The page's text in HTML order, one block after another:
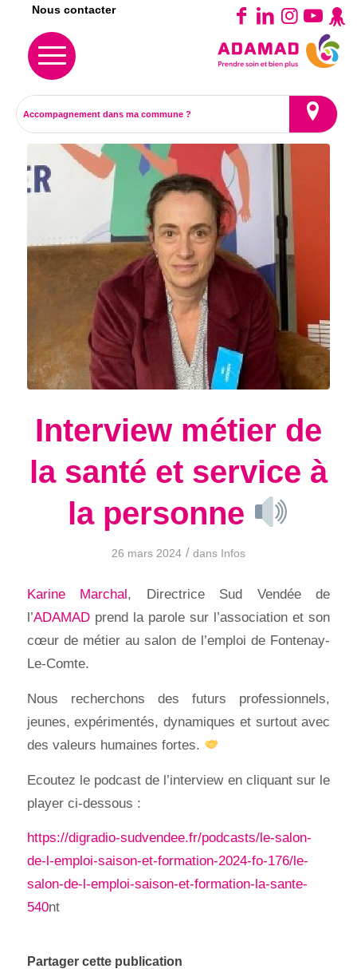
Nous contacter
Interview métier de
la santé et service à
la personne
26 mars 2024 / dans Infos
Karine Marchal, Directrice Sud Vendée de
l’ADAMADprend la parole sur l’association et son
cœur de métier au salon de l’emploi de Fontenay-
Le-Comte.
Nous recherchons des futurs professionnels,
jeunes, expérimentés, dynamiques et surtout avec
des valeurs humaines fortes.
Ecoutez le podcast de l’interview en cliquant sur le
player ci-dessous :
https://digradio-sudvendee.fr/podcasts/le-salon-
de-l-emploi-saison-et-formation-2024-fo-176/le-
salon-de-l-emploi-saison-et-formation-la-sante-
540nt
Partager cette publication